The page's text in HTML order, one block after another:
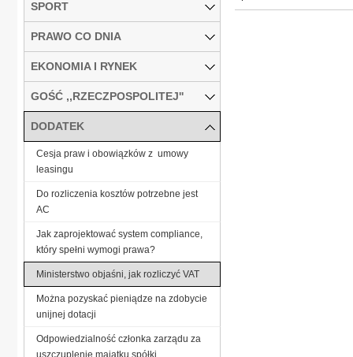
SPORT
PRAWO CO DNIA
EKONOMIA I RYNEK
GOŚĆ ,,RZECZPOSPOLITEJ''
DODATEK
Cesja praw i obowiązków z umowy
leasingu
Do rozliczenia kosztów potrzebne jest
AC
Jak zaprojektować system compliance,
który spełni wymogi prawa?
Ministerstwo objaśni, jak rozliczyć VAT
Można pozyskać pieniądze na zdobycie
unijnej dotacji
Odpowiedzialność członka zarządu za
uszczuplenie majątku spółki